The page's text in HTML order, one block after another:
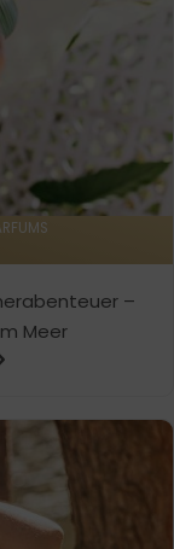
–
Meer